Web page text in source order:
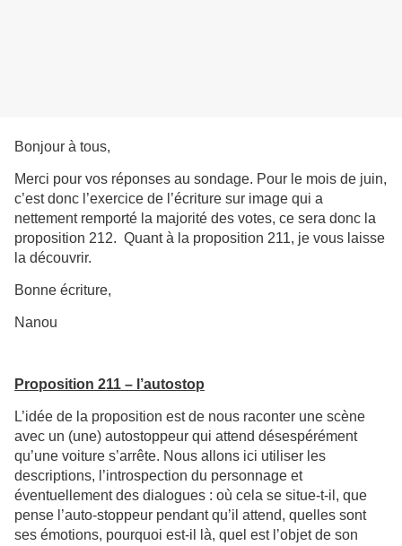
Bonjour à tous,
Merci pour vos réponses au sondage. Pour le mois de juin,
c’est donc l’exercice de l’écriture sur image qui a
nettement remporté la majorité des votes, ce sera donc la
proposition 212. Quant à la proposition 211, je vous laisse
la découvrir.
Bonne écriture,
Nanou
Proposition 211 – l’autostop
L’idée de la proposition est de nous raconter une scène
avec un (une) autostoppeur qui attend désespérément
qu’une voiture s’arrête. Nous allons ici utiliser les
descriptions, l’introspection du personnage et
éventuellement des dialogues : où cela se situe-t-il, que
pense l’auto-stoppeur pendant qu’il attend, quelles sont
ses émotions, pourquoi est-il là, quel est l’objet de son